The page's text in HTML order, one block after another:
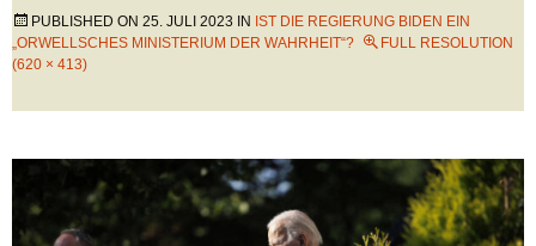
PUBLISHED ON 25. JULI 2023 IN IST DIE REGIERUNG BIDEN EIN
„ORWELLSCHES MINISTERIUM DER WAHRHEIT“?
FULL RESOLUTION
(620 × 413)